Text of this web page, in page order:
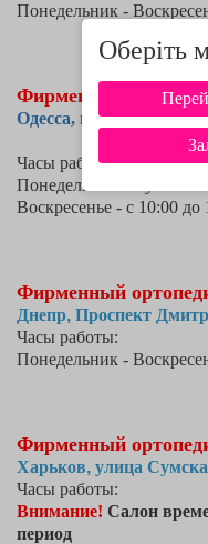
Оберіть
Понедельник -
Фирменный
Одесса, пр. Шевченка,
Часы работы:
Понедельник -
Воскресенье - с 10:00 до
Фирменный
Днепр, Проспект
Часы работы:
Понедельник -
Фирменный
Харьков, улица
Часы работы:
Внимание! Салон
период